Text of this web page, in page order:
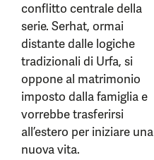
conflitto centrale della
serie. Serhat, ormai
distante dalle logiche
tradizionali di Urfa, si
oppone al matrimonio
imposto dalla famiglia e
vorrebbe trasferirsi
all’estero per iniziare una
nuova vita.